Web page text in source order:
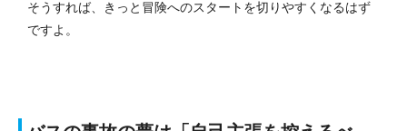
そうすれば、きっと冒険へのスタートを切りやすくなるはず
ですよ。